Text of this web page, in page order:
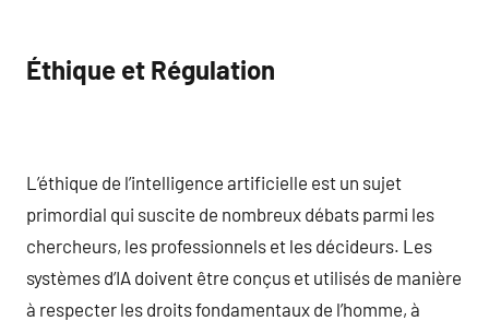
Éthique et Régulation
L’éthique de l’intelligence artificielle est un sujet
primordial qui suscite de nombreux débats parmi les
chercheurs, les professionnels et les décideurs. Les
systèmes d’IA doivent être conçus et utilisés de manière
à respecter les droits fondamentaux de l’homme, à